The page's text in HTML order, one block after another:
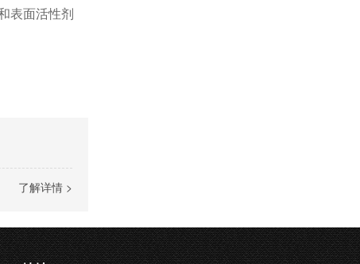
表面活性剂
了解详情 >